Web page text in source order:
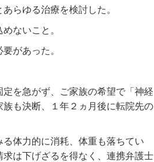
らゆる治療を検討した。
ないこと。
があった。
を急がず、ご家族の希望で「神経
も決断、１年２ヵ月後に転院先の
体力的に消耗、体重も落ちてい
は下げざるを得なく、連携弁護士